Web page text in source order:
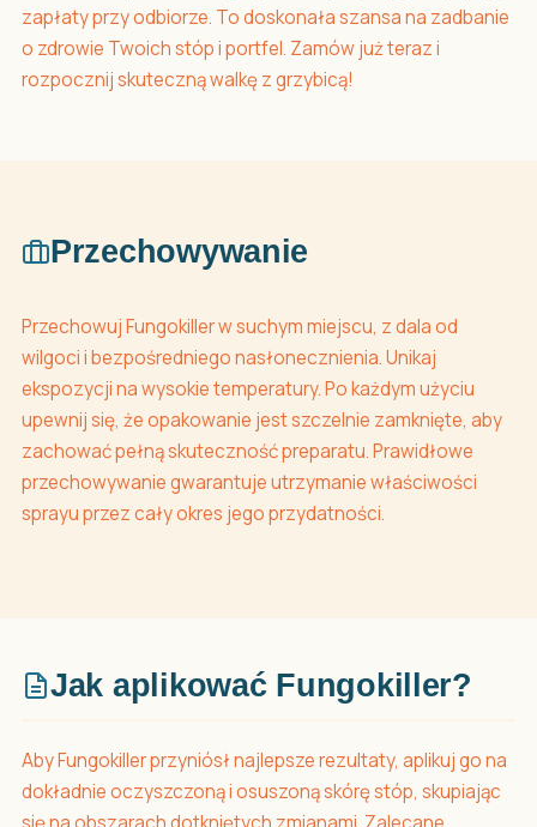
zapłaty przy odbiorze. To doskonała szansa na zadbanie
o zdrowie Twoich stóp i portfel. Zamów już teraz i
rozpocznij skuteczną walkę z grzybicą!
Przechowywanie
Przechowuj Fungokiller w suchym miejscu, z dala od
wilgoci i bezpośredniego nasłonecznienia. Unikaj
ekspozycji na wysokie temperatury. Po każdym użyciu
upewnij się, że opakowanie jest szczelnie zamknięte, aby
zachować pełną skuteczność preparatu. Prawidłowe
przechowywanie gwarantuje utrzymanie właściwości
sprayu przez cały okres jego przydatności.
Jak aplikować Fungokiller?
Aby Fungokiller przyniósł najlepsze rezultaty, aplikuj go na
dokładnie oczyszczoną i osuszoną skórę stóp, skupiając